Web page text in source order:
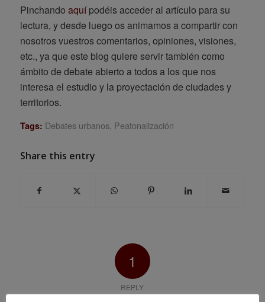
Pinchando aquípodéis acceder al artículo para su
lectura, y desde luego os animamos a compartir con
nosotros vuestros comentarios, opiniones, visiones,
etc., ya que este blog quiere servir también como
ámbito de debate abierto a todos a los que nos
interesa el estudio y la proyectación de ciudades y
territorios.
Tags: Debates urbanos, Peatonalización
Share this entry
1
REPLY